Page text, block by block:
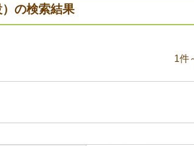
の検索結果
1件